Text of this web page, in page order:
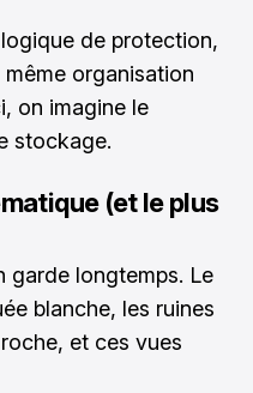
de protection,
organisation
on imagine le
stockage.
(et le plus
garde longtemps. Le
blanche, les ruines
et ces vues